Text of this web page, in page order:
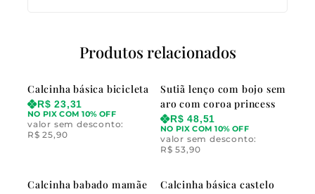
Produtos relacionados
Calcinha básica bicicleta
R$ 23,31
NO PIX COM 10% OFF
valor sem desconto:
R$ 25,90
Sutiã lenço com bojo sem
aro com coroa princess
R$ 48,51
NO PIX COM 10% OFF
valor sem desconto:
R$ 53,90
Calcinha babado mamãe
Calcinha básica castelo